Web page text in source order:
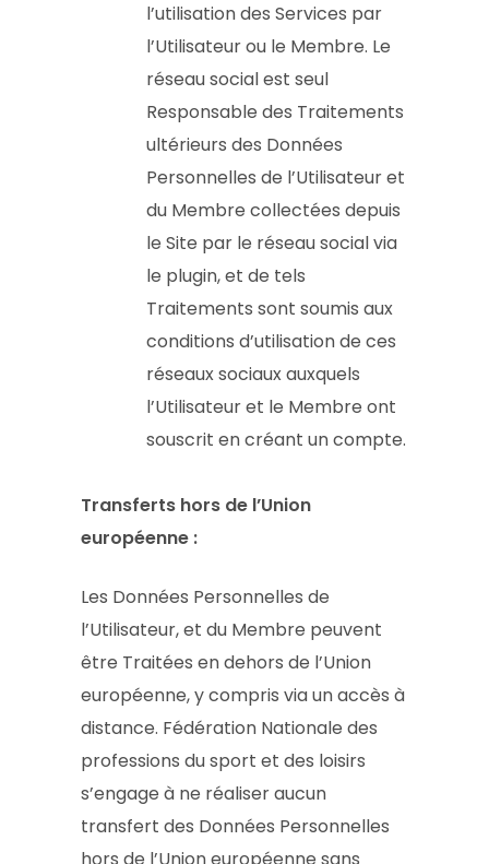
l’utilisation des Services par
l’Utilisateur ou le Membre. Le
réseau social est seul
Responsable des Traitements
ultérieurs des Données
Personnelles de l’Utilisateur et
du Membre collectées depuis
le Site par le réseau social via
le plugin, et de tels
Traitements sont soumis aux
conditions d’utilisation de ces
réseaux sociaux auxquels
l’Utilisateur et le Membre ont
souscrit en créant un compte.
Transferts hors de l’Union
européenne :
Les Données Personnelles de
l’Utilisateur, et du Membre peuvent
être Traitées en dehors de l’Union
européenne, y compris via un accès à
distance. Fédération Nationale des
professions du sport et des loisirs
s’engage à ne réaliser aucun
transfert des Données Personnelles